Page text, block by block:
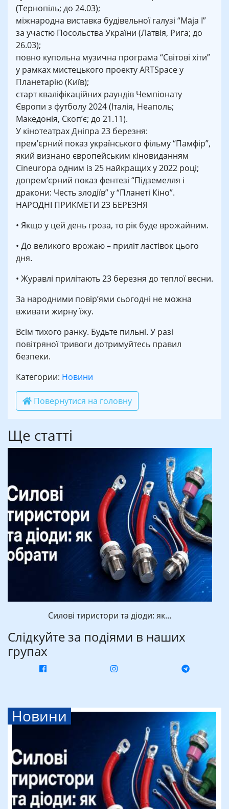
(Тернопіль; до 24.03);
міжнародна виставка будівельної галузі “Māja I”
за участю Посольства України (Латвія, Рига; до
26.03);
повно купольна музична програма “Світові хіти”
у рамках мистецького проекту ARTSpace у
Планетарію (Київ);
старт кваліфікаційних раундів Чемпіонату
Європи з футболу 2024 (Італія, Неаполь;
Македонія, Скоп’є; до 21.11).
У кінотеатрах Дніпра 23 березня:
прем’єрний показ українського фільму “Памфір”,
який визнано європейським кіновиданням
Cineuropa одним із 25 найкращих у 2022 році;
допрем’єрний показ фентезі “Підземелля і
дракони: Честь злодіїв” у “Планеті Кіно”.
НАРОДНІ ПРИКМЕТИ 23 БЕРЕЗНЯ
• Якщо у цей день гроза, то рік буде врожайним.
• До великого врожаю – приліт ластівок цього
дня.
• Журавлі прилітають 23 березня до теплої весни.
За народними повір’ями сьогодні не можна
вживати жирну їжу.
Всім тихого ранку. Будьте пильні. У разі
повітряної тривоги дотримуйтесь правил
безпеки.
Категории: Новини
Повернутися на головну
Ще статті
Силові тиристори та діоди: як…
Слідкуйте за подіями в наших
групах
Новини